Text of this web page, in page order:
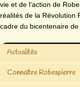
vie et de l'action de
réalités de la Révolution
cadre du bicentenaire de
Actualités
Connaître Robespierre